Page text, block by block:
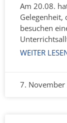
Am 20.08.
Gelegenheit,
besuchen
WEITER
7. November